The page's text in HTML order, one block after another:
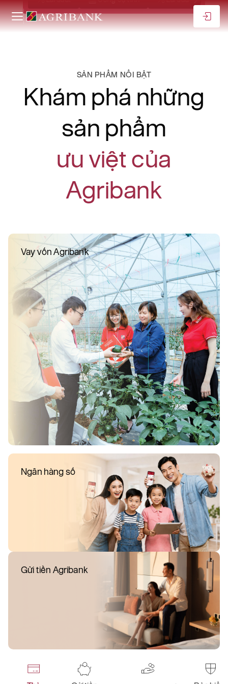
SẢN PHẨM NỔI BẬT
Khám phá những
sản phẩm
ưu việt của
Agribank
Vay vốn Agribank
Ngân hàng số
Gửi tiền Agribank